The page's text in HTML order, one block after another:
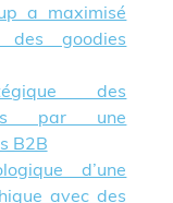
a maximisé
goodies
des
par une
B2B
d’une
avec des